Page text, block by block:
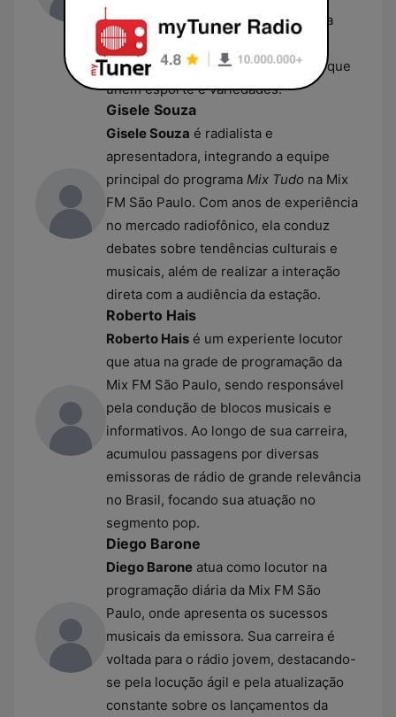
televisão, ele é reconhecido por sua
comunicação dinâmica voltada ao
público jovem e por abordar temas que
unem esporte e variedades.
Gisele Souza
Gisele Souza é radialista e
apresentadora, integrando a equipe
principal do programa Mix Tudo na Mix
FM São Paulo. Com anos de experiência
no mercado radiofônico, ela conduz
debates sobre tendências culturais e
musicais, além de realizar a interação
direta com a audiência da estação.
Roberto Hais
Roberto Hais é um experiente locutor
que atua na grade de programação da
Mix FM São Paulo, sendo responsável
pela condução de blocos musicais e
informativos. Ao longo de sua carreira,
acumulou passagens por diversas
emissoras de rádio de grande relevância
no Brasil, focando sua atuação no
segmento pop.
Diego Barone
Diego Barone atua como locutor na
programação diária da Mix FM São
Paulo, onde apresenta os sucessos
musicais da emissora. Sua carreira é
voltada para o rádio jovem, destacando-
se pela locução ágil e pela atualização
constante sobre os lançamentos da